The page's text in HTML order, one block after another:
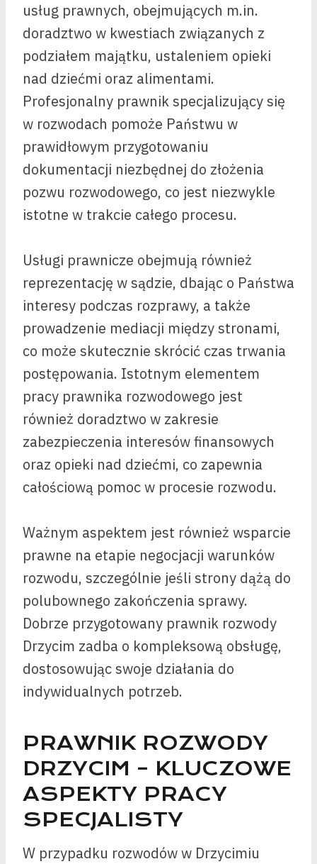
usług prawnych, obejmujących m.in.
doradztwo w kwestiach związanych z
podziałem majątku, ustaleniem opieki
nad dziećmi oraz alimentami.
Profesjonalny prawnik specjalizujący się
w rozwodach pomoże Państwu w
prawidłowym przygotowaniu
dokumentacji niezbędnej do złożenia
pozwu rozwodowego, co jest niezwykle
istotne w trakcie całego procesu.
Usługi prawnicze obejmują również
reprezentację w sądzie, dbając o Państwa
interesy podczas rozprawy, a także
prowadzenie mediacji między stronami,
co może skutecznie skrócić czas trwania
postępowania. Istotnym elementem
pracy prawnika rozwodowego jest
również doradztwo w zakresie
zabezpieczenia interesów finansowych
oraz opieki nad dziećmi, co zapewnia
całościową pomoc w procesie rozwodu.
Ważnym aspektem jest również wsparcie
prawne na etapie negocjacji warunków
rozwodu, szczególnie jeśli strony dążą do
polubownego zakończenia sprawy.
Dobrze przygotowany prawnik rozwody
Drzycim zadba o kompleksową obsługę,
dostosowując swoje działania do
indywidualnych potrzeb.
PRAWNIK ROZWODY
DRZYCIM – KLUCZOWE
ASPEKTY PRACY
SPECJALISTY
W przypadku rozwodów w Drzycimiu